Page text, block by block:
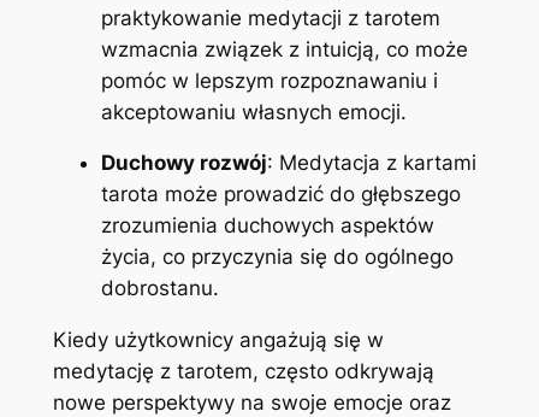
praktykowanie medytacji z tarotem
wzmacnia związek z intuicją, co może
pomóc w lepszym rozpoznawaniu i
akceptowaniu własnych emocji.
Duchowy rozwój: Medytacja z kartami
tarota może prowadzić do głębszego
zrozumienia duchowych aspektów
życia, co przyczynia się do ogólnego
dobrostanu.
Kiedy użytkownicy angażują się w
medytację z tarotem, często odkrywają
nowe perspektywy na swoje emocje oraz